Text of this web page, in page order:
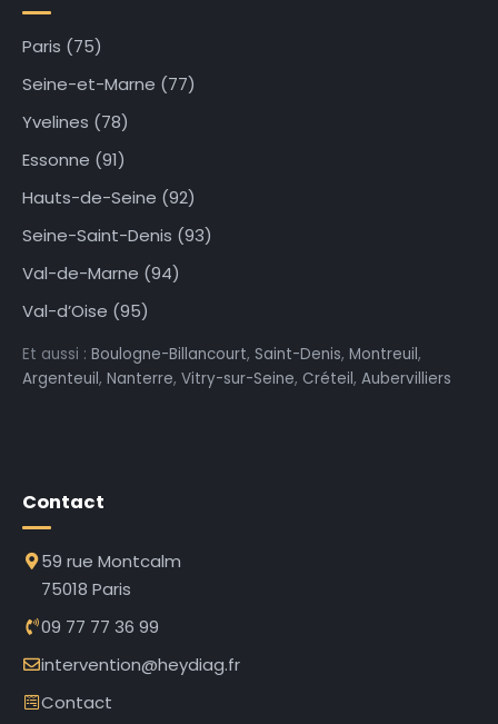
Paris (75)
Seine-et-Marne (77)
Yvelines (78)
Essonne (91)
Hauts-de-Seine (92)
Seine-Saint-Denis (93)
Val-de-Marne (94)
Val-d’Oise (95)
Et aussi : Boulogne-Billancourt, Saint-Denis, Montreuil,
Argenteuil, Nanterre, Vitry-sur-Seine, Créteil, Aubervilliers
Contact
59 rue Montcalm
75018 Paris
09 77 77 36 99
intervention@heydiag.fr
Contact